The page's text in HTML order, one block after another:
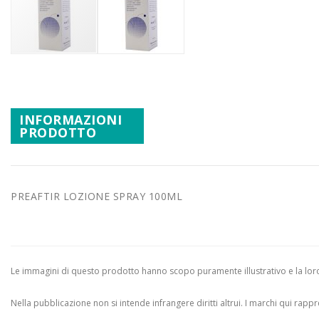
Promozioni
Mistery Box
della
galleria
di
INFORMAZIONI
PRODOTTO
PREAFTIR LOZIONE SPRAY 100ML
Le immagini di questo prodotto hanno scopo puramente illustrativo e la
Nella pubblicazione non si intende infrangere diritti altrui. I marchi qui